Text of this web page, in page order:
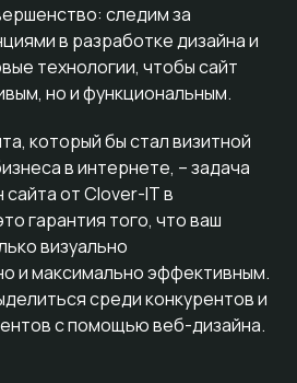
следим за
в разработке дизайна и
технологии, чтобы сайт
но и функциональным.
который бы стал визитной
в интернете, – задача
сайта от Clover-IT в
гарантия того, что ваш
визуально
и максимально эффективным.
среди конкурентов и
с помощью веб-дизайна.